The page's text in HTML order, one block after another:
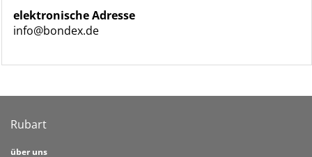
elektronische Adresse
info@bondex.de
Rubart
über uns